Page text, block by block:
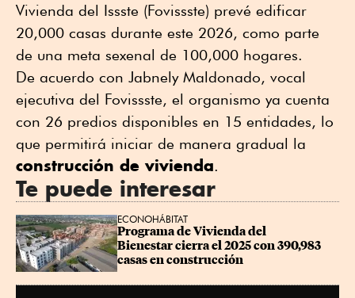
Vivienda del Issste (Fovissste) prevé edificar
20,000 casas durante este 2026, como parte
de una meta sexenal de 100,000 hogares.
De acuerdo con Jabnely Maldonado, vocal
ejecutiva del Fovissste, el organismo ya cuenta
con 26 predios disponibles en 15 entidades, lo
que permitirá iniciar de manera gradual la
construcción de vivienda.
Te puede interesar
ECONOHÁBITAT
Programa de Vivienda del
Bienestar cierra el 2025 con 390,983
casas en construcción